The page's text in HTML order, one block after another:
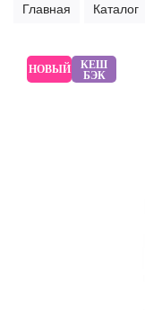
Главная Каталог
НОВЫЙ
КЕШ
БЭК